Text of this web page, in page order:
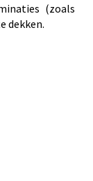
(zoals
dekken.